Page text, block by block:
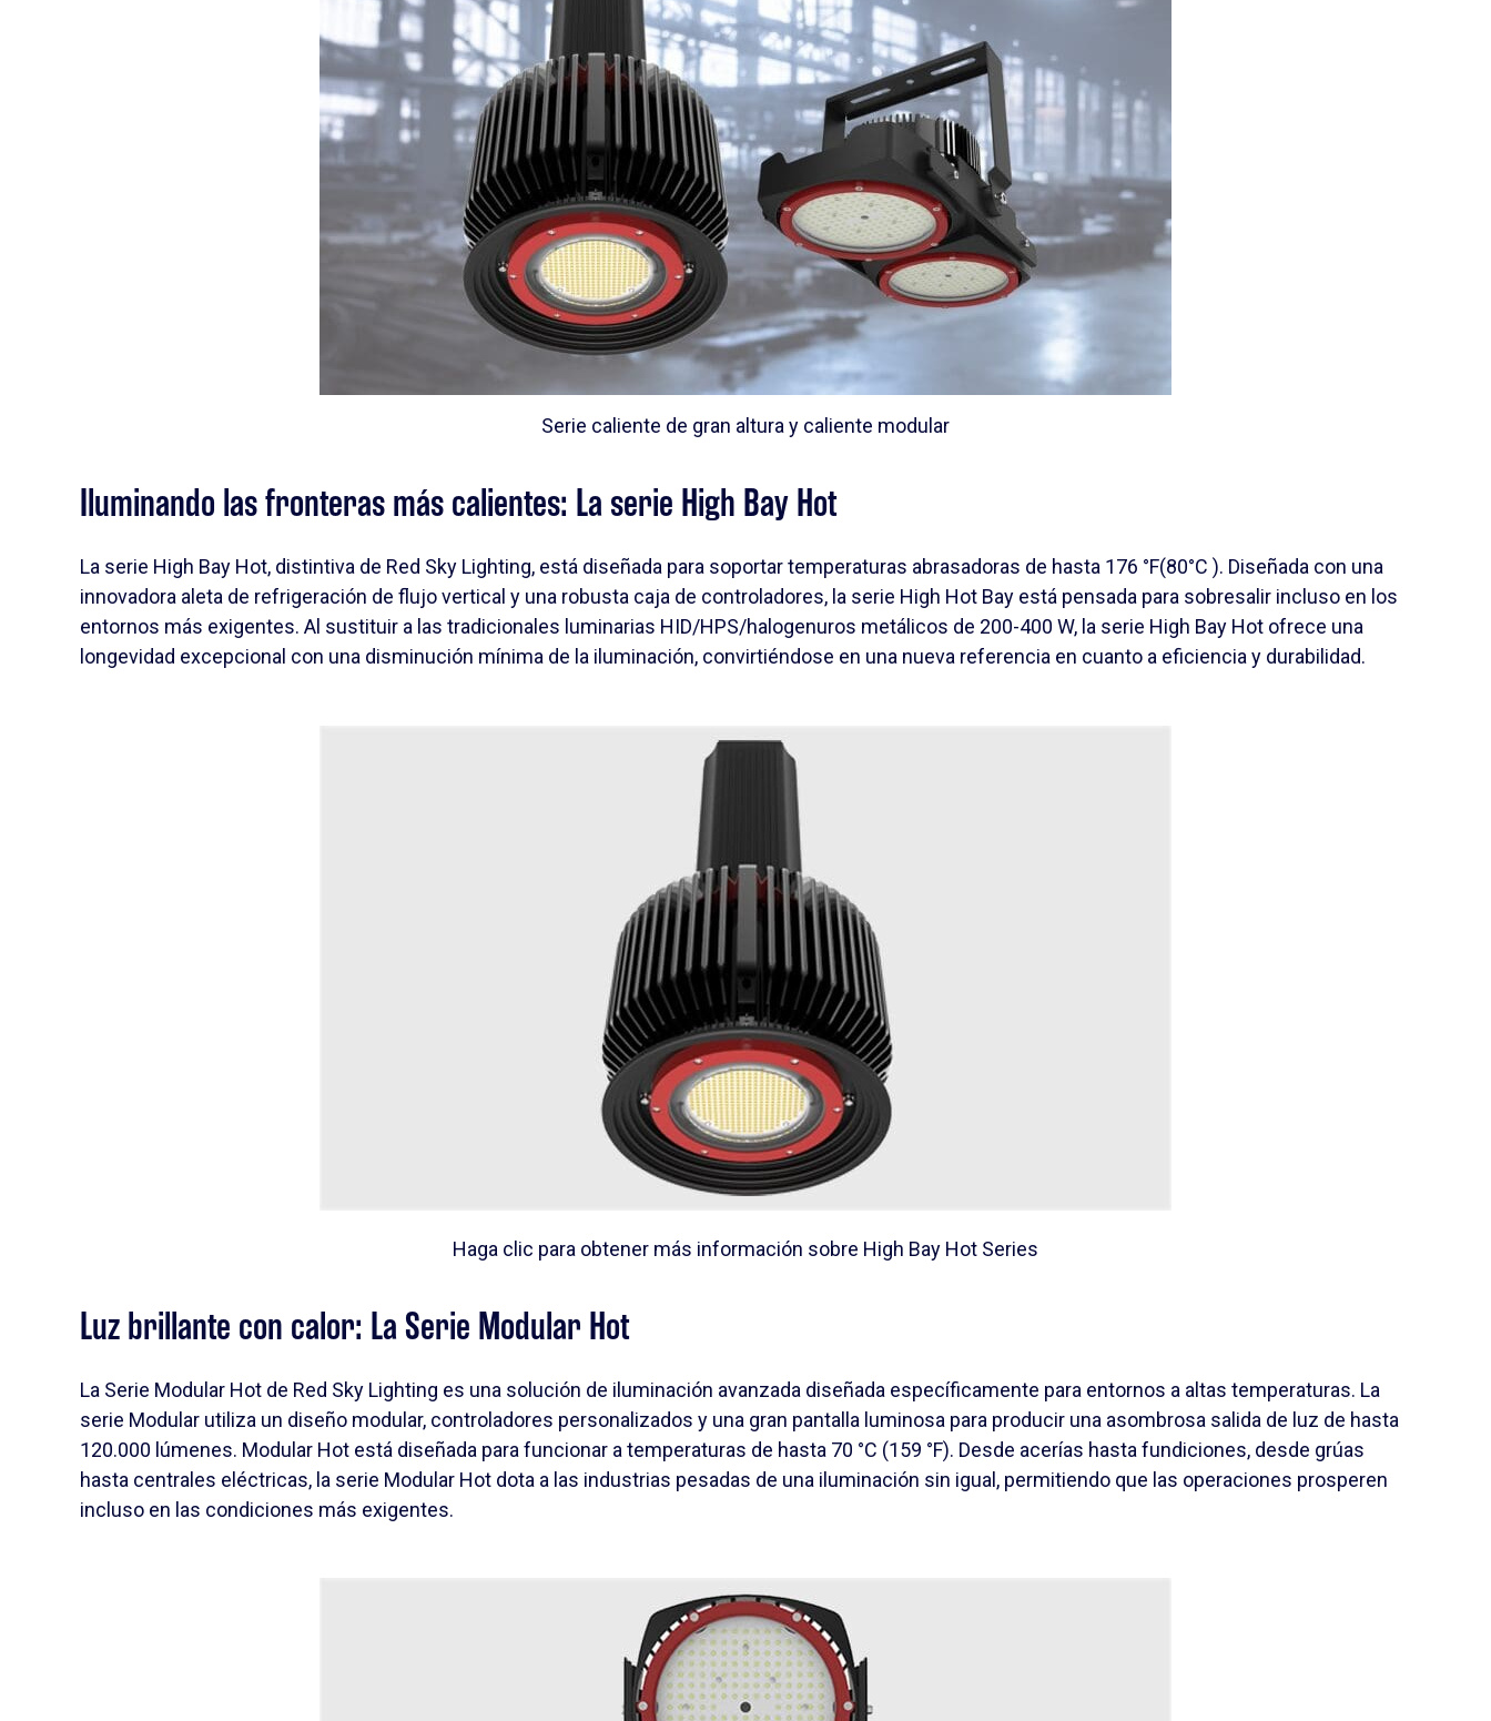
Serie caliente de gran altura y caliente modular
Iluminando las fronteras más calientes: La serie High Bay Hot
La serie High Bay Hot, distintiva de Red Sky Lighting, está diseñada para soportar temperaturas abrasadoras de hasta 176 °F(80°C ). Diseñada con una
innovadora aleta de refrigeración de flujo vertical y una robusta caja de controladores, la serie High Hot Bay está pensada para sobresalir incluso en los
entornos más exigentes. Al sustituir a las tradicionales luminarias HID/HPS/halogenuros metálicos de 200-400 W, la serie High Bay Hot ofrece una
longevidad excepcional con una disminución mínima de la iluminación, convirtiéndose en una nueva referencia en cuanto a eficiencia y durabilidad.
Haga clic para obtener más información sobre High Bay Hot Series
Luz brillante con calor: La Serie Modular Hot
La Serie Modular Hot de Red Sky Lighting es una solución de iluminación avanzada diseñada específicamente para entornos a altas temperaturas. La
serie Modular utiliza un diseño modular, controladores personalizados y una gran pantalla luminosa para producir una asombrosa salida de luz de hasta
120.000 lúmenes. Modular Hot está diseñada para funcionar a temperaturas de hasta 70 °C (159 °F). Desde acerías hasta fundiciones, desde grúas
hasta centrales eléctricas, la serie Modular Hot dota a las industrias pesadas de una iluminación sin igual, permitiendo que las operaciones prosperen
incluso en las condiciones más exigentes.